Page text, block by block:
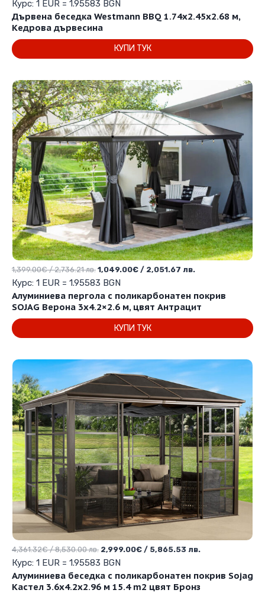
Дървена беседка Westmann BBQ 1.74х2.45х2.68 м,
Кедрова дървесина
was:
1,564.55€
3,059.99 лв..
е:
Курс: 1 EUR = 1.95583 BGN
КУПИ ТУК
Алуминиева пергола с поликарбонатен покрив
SOJAG Верона 3х4.2×2.6 м, цвят Антрацит
1,399.00€/ 2,736.21 лв. Original
price
was:
1,399.00€
/
2,736.21 лв..
1,049.00€ / 2,051.67 лв.Текущата
е:
1,049.00€
/
Курс: 1 EUR = 1.95583 BGN
КУПИ ТУК
Алуминиева беседка с поликарбонатен покрив Sojag
Кастел 3.6х4.2х2.96 м 15.4 m2 цвят Бронз
4,361.32€/ 8,530.00 лв. Original
price
was:
4,361.32€
2,999.00€ / 5,865.53 лв.
е:
Курс: 1 EUR = 1.95583 BGN